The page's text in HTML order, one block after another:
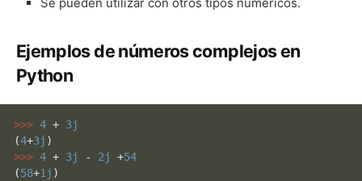
Ejemplos de números complejos en
Python
>>> 4 + 3j
(4+3j
>>> 4 + 3j - 2j +54
(58+1j